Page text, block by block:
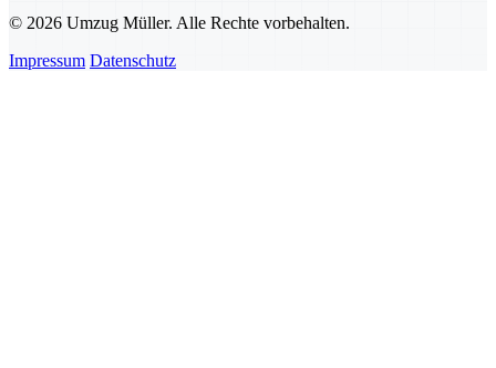
© 2026 Umzug Müller. Alle Rechte vorbehalten.
Impressum Datenschutz